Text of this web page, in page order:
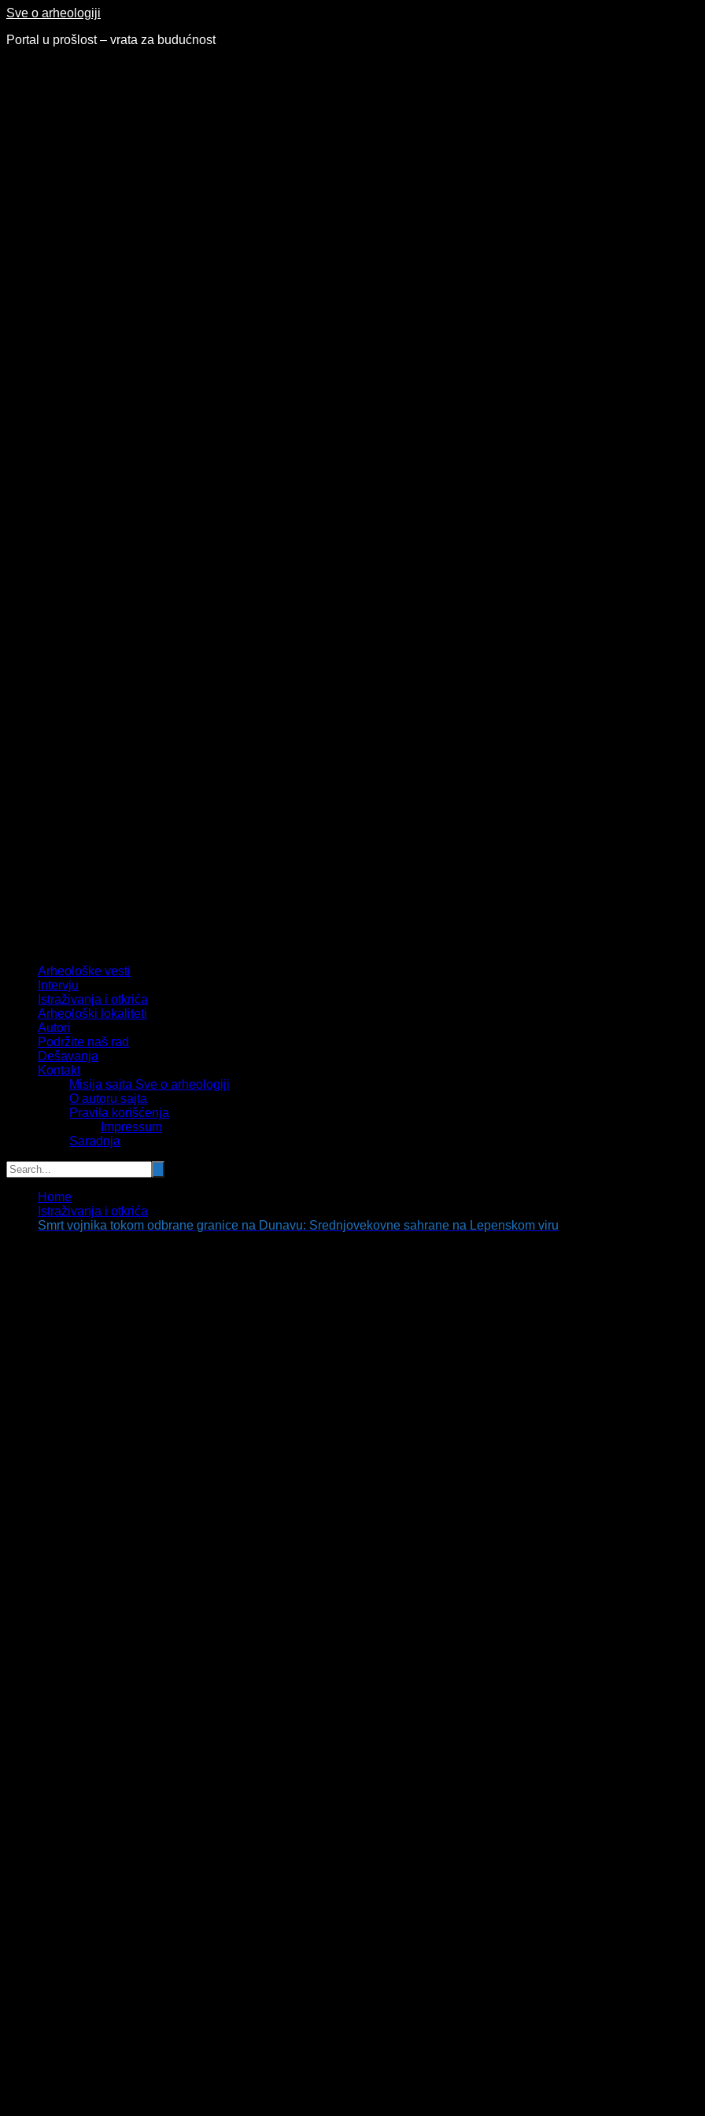
Skip
content
Sve o arheologiji
Portal u prošlost – vrata za budućnost
Arheološke vesti
Intervju
Istraživanja i otkrića
Arheološki lokaliteti
Autori
Podržite naš rad
Dešavanja
Kontakt
Misija sajta Sve o arheologiji
O autoru sajta
Pravila korišćenja
Impressum
Saradnja
Home
Istraživanja i otkrića
Smrt vojnika tokom odbrane granice na Dunavu: Srednjovekovne sahrane na Lepenskom viru